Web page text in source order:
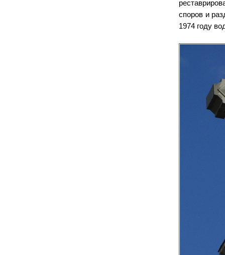
споров и
1974 году